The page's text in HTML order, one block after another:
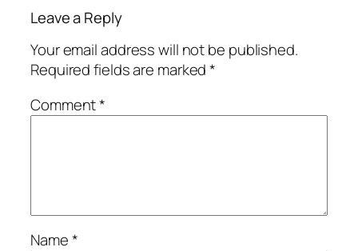
Leave a Reply
Your email address will not be published.
Required fields are marked*
Comment*
Name*